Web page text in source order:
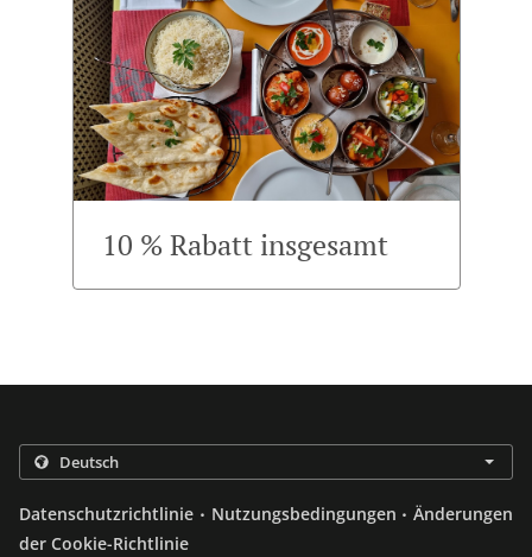
10 % Rabatt insgesamt
Datenschutzrichtlinie . Nutzungsbedingungen . Änderungen
der Cookie-Richtlinie